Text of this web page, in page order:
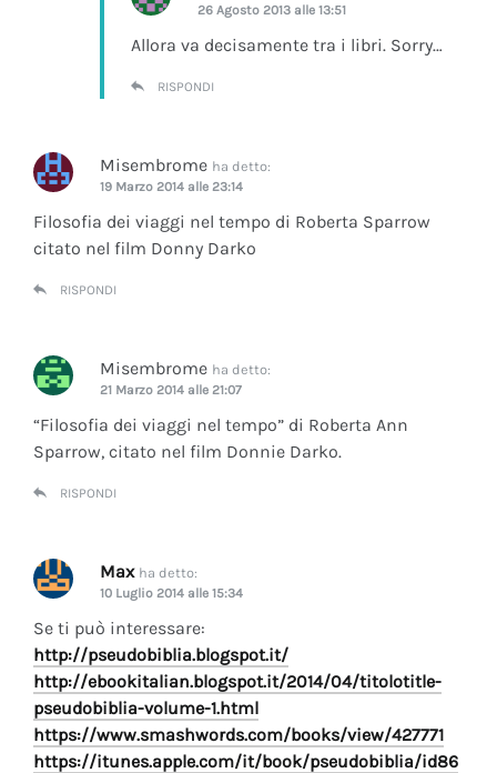
26 Agosto 2013 alle 13:51
Allora va decisamente tra i libri. Sorry…
RISPONDI
Misembrome ha detto:
19 Marzo 2014 alle 23:14
Filosofia dei viaggi nel tempo di Roberta Sparrow
citato nel film Donny Darko
RISPONDI
Misembrome ha detto:
21 Marzo 2014 alle 21:07
“Filosofia dei viaggi nel tempo” di Roberta Ann
Sparrow, citato nel film Donnie Darko.
RISPONDI
Max ha detto:
10 Luglio 2014 alle 15:34
Se ti può interessare:
http://pseudobiblia.blogspot.it/
http://ebookitalian.blogspot.it/2014/04/titolotitle-
pseudobiblia-volume-1.html
https://www.smashwords.com/books/view/427771
https://itunes.apple.com/it/book/pseudobiblia/id86